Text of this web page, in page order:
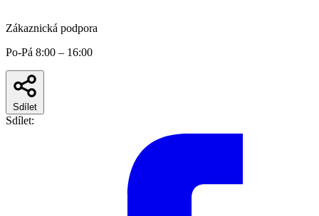
Zákaznická podpora
Po-Pá 8:00 – 16:00
Sdílet
Sdílet: